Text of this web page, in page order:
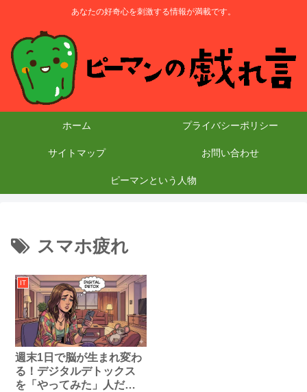
あなたの好奇心を刺激する情報が満載です。
ホーム プライバシーポリシー
サイトマップ お問い合わせ
ピーマンという人物
スマホ疲れ
IT
週末1日で脳が生まれ変わ
る！デジタルデトックス
を「やってみた」人だけ